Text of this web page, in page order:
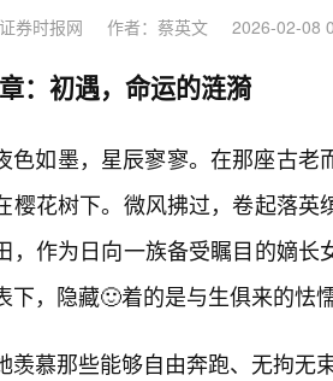
券时报网 作者：蔡英文 2026-02-08
：初遇，命运的涟漪
色如墨，星辰寥寥。在那座古老
樱花树下。微风拂过，卷起落
，作为日向一族备受瞩目的嫡
下，隐藏🙂着的是与生俱来的怯
羡慕那些能够自由奔跑、无拘无